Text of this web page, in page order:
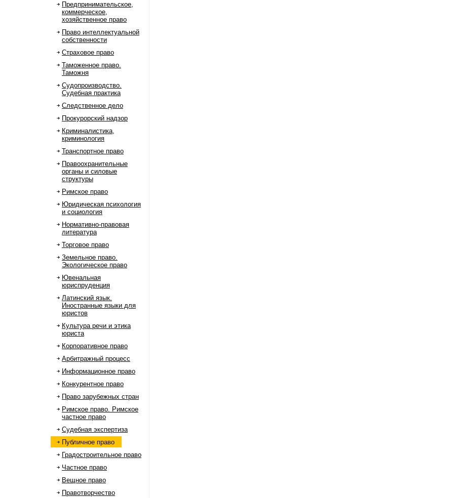
Предпринимательское,
коммерческое,
хозяйственное право
Право интеллектуальной
собственности
Страховое право
Таможенное право.
Таможня
Судопроизводство.
Судебная практика
Следственное дело
Прокурорский надзор
Криминалистика,
криминология
Транспортное право
Правоохранительные
органы и силовые
структуры
Римское право
Юридическая психология
и социология
Нормативно-правовая
литература
Торговое право
Земельное право.
Экологическое право
Ювенальная
юриспруденция
Латинский язык.
Иностранные языки для
юристов
Культура речи и этика
юриста
Корпоративное право
Арбитражный процесс
Информационное право
Конкурентное право
Право зарубежных стран
Римское право. Римское
частное право
Судебная экспертиза
Публичное право
Градостроительное право
Частное право
Вещное право
Правотворчество